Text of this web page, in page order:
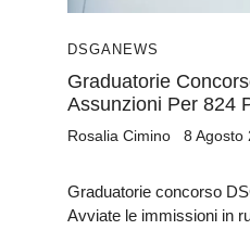
DSGA NEWS
Graduatorie
Assunzioni Per 824
Rosalia Cimino 8 Agosto
Graduatorie concorso
Avviate le immissioni in